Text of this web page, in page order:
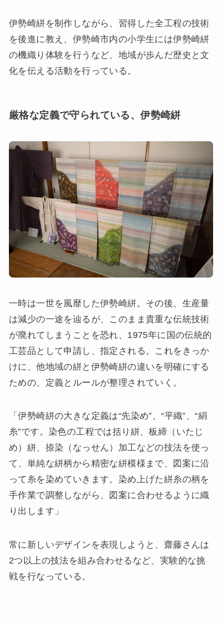
伊勢崎絣を制作しながら、習得した全工程の技術
を後進に教え、伊勢崎市内の小学生には伊勢崎絣
の機織り体験を行うなど、地域が歩んだ歴史と文
化を伝える活動を行っている。
厳格な定義で守られている、伊勢崎絣
一時は一世を風靡した伊勢崎絣。その後、生産量
は減少の一途を辿るが、このまま貴重な伝統技術
が廃れてしまうことを恐れ、1975年に国の伝統的
工芸品として申請し、指定される。これをきっか
けに、他地域の絣と伊勢崎絣の違いを明確にする
ための、定義とルールが整理されていく。
「伊勢崎絣の大きな定義は“先染め”、“平織”、“絹
糸”です。染色の工程では括り絣、板締（いたじ
め）絣、捺染（なっせん）加工などの技法を使っ
て、単純な絣柄から精密な絣模様まで、図案に沿
って糸を染めていきます。染め上げた絣糸の柄を
手作業で調整しながら、図案に合わせるように織
り出します」
常に新しいデザインを表現しようと、齋藤さんは
2つ以上の技法を組み合わせるなど、実験的な挑
戦を行なっている。